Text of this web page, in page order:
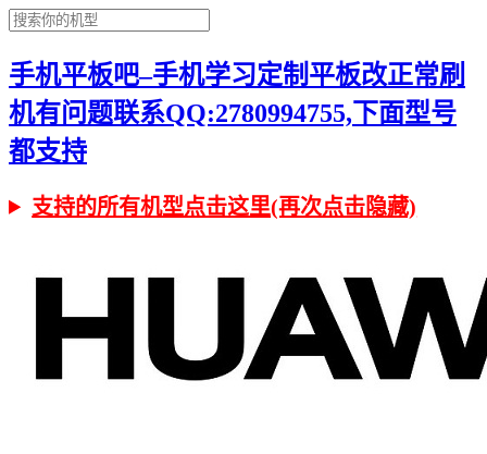
手机平板吧–手机学习定制平板改正常刷
机有问题联系QQ:2780994755,下面型号
都支持
支持的所有机型点击这里(再次点击隐藏)